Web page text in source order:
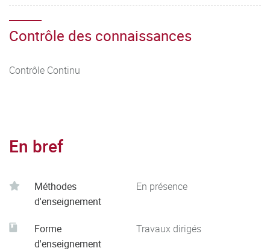
Contrôle des connaissances
Contrôle Continu
En bref
Méthodes
d'enseignement
En présence
Forme
d'enseignement
Travaux dirigés